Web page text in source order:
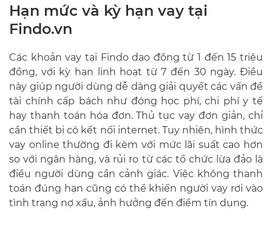
Hạn mức và kỳ hạn vay tại
Findo.vn
Các khoản vay tại Findo dao động từ 1 đến 15 triệu
đồng, với kỳ hạn linh hoạt từ 7 đến 30 ngày. Điều
này giúp người dùng dễ dàng giải quyết các vấn đề
tài chính cấp bách như đóng học phí, chi phí y tế
hay thanh toán hóa đơn. Thủ tục vay đơn giản, chỉ
cần thiết bị có kết nối internet. Tuy nhiên, hình thức
vay online thường đi kèm với mức lãi suất cao hơn
so với ngân hàng, và rủi ro từ các tổ chức lừa đảo là
điều người dùng cần cảnh giác. Việc không thanh
toán đúng hạn cũng có thể khiến người vay rơi vào
tình trạng nợ xấu, ảnh hưởng đến điểm tín dụng.